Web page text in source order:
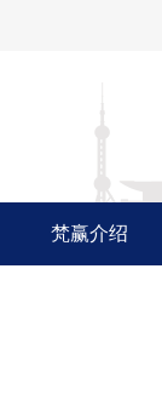
梵赢介绍